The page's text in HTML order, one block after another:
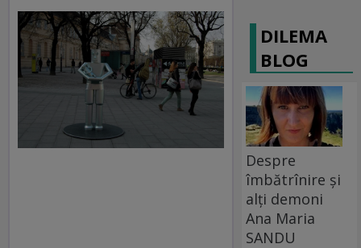
DILEMA
BLOG
Despre
îmbătrînire și
alți demoni
Ana Maria
SANDU